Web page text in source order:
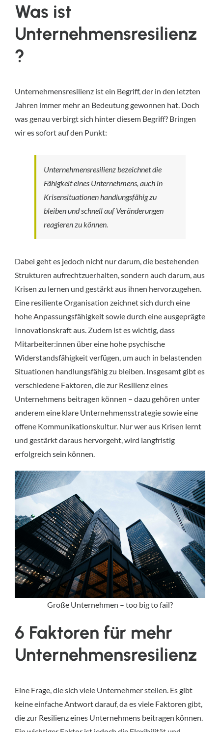
Was ist
Unternehmensresilienz
?
Unternehmensresilienz ist ein Begriff, der in den letzten
Jahren immer mehr an Bedeutung gewonnen hat. Doch
was genau verbirgt sich hinter diesem Begriff? Bringen
wir es sofort auf den Punkt:
Unternehmensresilienz bezeichnet die
Fähigkeit eines Unternehmens, auch in
Krisensituationen handlungsfähig zu
bleiben und schnell auf Veränderungen
reagieren zu können.
Dabei geht es jedoch nicht nur darum, die bestehenden
Strukturen aufrechtzuerhalten, sondern auch darum, aus
Krisen zu lernen und gestärkt aus ihnen hervorzugehen.
Eine resiliente Organisation zeichnet sich durch eine
hohe Anpassungsfähigkeit sowie durch eine ausgeprägte
Innovationskraft aus. Zudem ist es wichtig, dass
Mitarbeiter:innen über eine hohe psychische
Widerstandsfähigkeit verfügen, um auch in belastenden
Situationen handlungsfähig zu bleiben. Insgesamt gibt es
verschiedene Faktoren, die zur Resilienz eines
Unternehmens beitragen können – dazu gehören unter
anderem eine klare Unternehmensstrategie sowie eine
offene Kommunikationskultur. Nur wer aus Krisen lernt
und gestärkt daraus hervorgeht, wird langfristig
erfolgreich sein können.
Große Unternehmen – too big to fail?
6 Faktoren für mehr
Unternehmensresilienz
Eine Frage, die sich viele Unternehmer stellen. Es gibt
keine einfache Antwort darauf, da es viele Faktoren gibt,
die zur Resilienz eines Unternehmens beitragen können.